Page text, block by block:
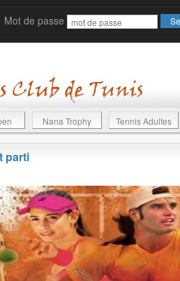
Mot de passe
Nana Trophy Tennis Adultes
parti